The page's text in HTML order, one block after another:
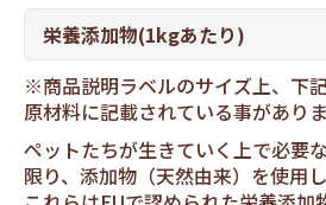
栄養添加物(1kgあたり)
※商品説明ラベルのサイズ上、下
原材料に記載されている事がありま
ペットたちが生きていく上で必要
限り、添加物（天然由来）を使用し